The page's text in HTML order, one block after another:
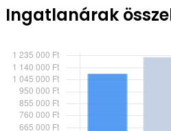
Ingatlanárak